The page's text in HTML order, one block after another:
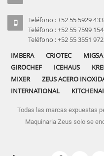
Teléfono : +52 55 5929
Teléfono : +52 55 7599
Teléfono : +52 55 3551
IMBERA
CRIOTEC MIGSA
GIROCHEF
ICEHAUS
MIXER
ZEUS ACERO
INTERNATIONAL
Todas las marcas expuestas
Maquinaria Zeus solo se